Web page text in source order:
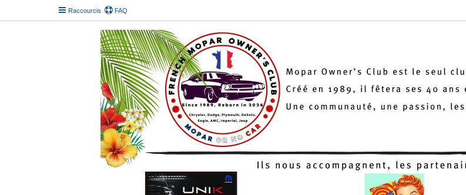
Raccourcis FAQ